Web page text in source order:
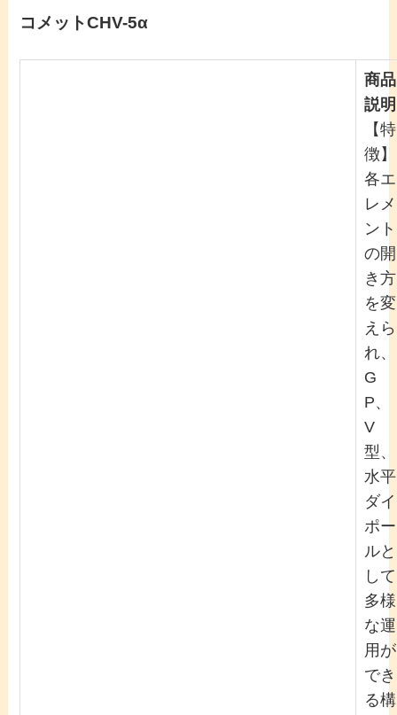
コメットCHV-5α
商品
説明
【特
徴】
各エ
レメ
ント
の開
き方
を変
えら
れ、
G
P、
V
型、
水平
ダイ
ポー
ルと
して
多様
な運
用が
でき
る構